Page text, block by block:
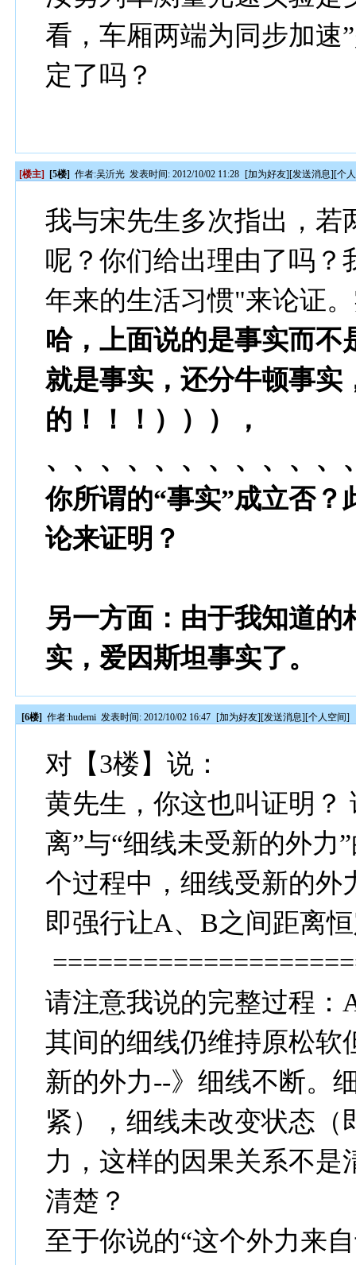
看，车厢两端为同步加速
定了吗？
[楼主] [5楼] 作者:吴沂光 发表时间: 2012/10/02 11:28 [加为好友][发送消息][个
我与宋先生多次指出，若
呢？你们给出理由了吗
年来的生活习惯"来论证
哈，上面说的是事实而不
就是事实，还分牛顿事实
的！！！））），
、、、、、、、、、、
你所谓的“事实”成立否
论来证明？
另一方面：由于我知道
实，爱因斯坦事实了。
[6楼] 作者:hudemi 发表时间: 2012/10/02 16:47 [加为好友][发送消息][个人空间]
对【3楼】说：
黄先生，你这也叫证明？
离”与“细线未受新的外力
个过程中，细线受新的外
即强行让A、B之间距离
请注意我说的完整过程：
其间的细线仍维持原松软
新的外力--》细线不断。
紧），细线未改变状态
力，这样的因果关系不
清楚？
至于你说的“这个外力来